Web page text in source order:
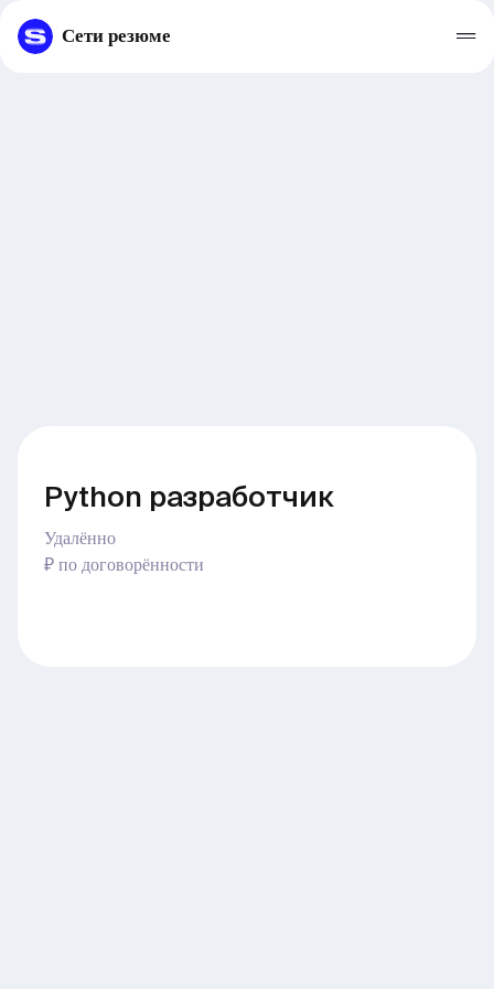
Сети резюме
Python разработчик
Удалённо
₽ по договорённости